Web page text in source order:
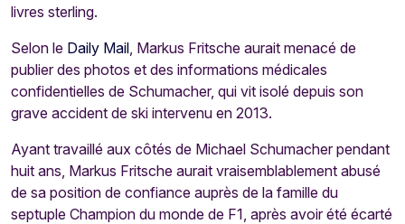
livres sterling.
Selon le Daily Mail, Markus Fritsche aurait menacé de
publier des photos et des informations médicales
confidentielles de Schumacher, qui vit isolé depuis son
grave accident de ski intervenu en 2013.
Ayant travaillé aux côtés de Michael Schumacher pendant
huit ans, Markus Fritsche aurait vraisemblablement abusé
de sa position de confiance auprès de la famille du
septuple Champion du monde de F1, après avoir été écarté